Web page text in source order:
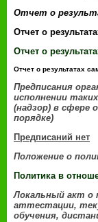
Отчет о
Oтчет о
Oтчет о
Oтчет о результатах
Предписания
исполнении
(надзор) в сфере
порядке)
Предписаний нет
Положение о
Политика в
Локальный акт о
аттестации,
обучения,